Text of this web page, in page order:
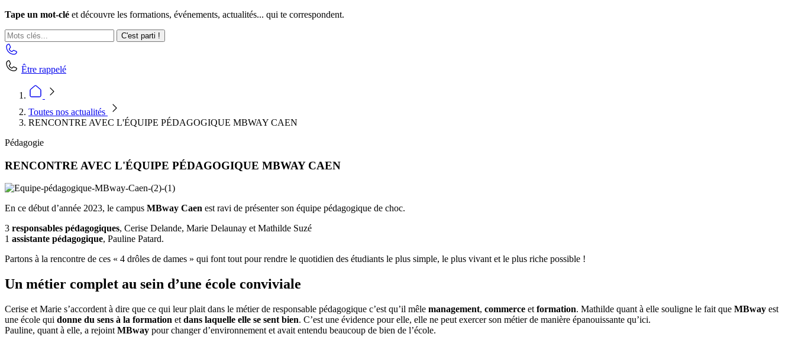
Tape un mot-clé et découvre les formations, événements, actualités... qui te correspondent.
C'est parti !
Être rappelé
Toutes nos actualités
RENCONTRE AVEC L'ÉQUIPE PÉDAGOGIQUE MBWAY CAEN
Pédagogie
RENCONTRE AVEC L'ÉQUIPE PÉDAGOGIQUE MBWAY CAEN
En ce début d’année 2023, le campus MBway Caen est ravi de présenter son équipe pédagogique de choc.
3 responsables pédagogiques, Cerise Delande, Marie Delaunay et Mathilde Suzé
1 assistante pédagogique, Pauline Patard.
Partons à la rencontre de ces « 4 drôles de dames » qui font tout pour rendre le quotidien des étudiants le plus simple, le plus vivant et le plus riche possible !
Un métier complet au sein d’une école conviviale
Cerise et Marie s’accordent à dire que ce qui leur plait dans le métier de responsable pédagogique c’est qu’il mêle management, commerce et formation. Mathilde quant à elle souligne le fait que MBway est
une école qui donne du sens à la formation et dans laquelle elle se sent bien. C’est une évidence pour elle, elle ne peut exercer son métier de manière épanouissante qu’ici.
Pauline, quant à elle, a rejoint MBway pour changer d’environnement et avait entendu beaucoup de bien de l’école.